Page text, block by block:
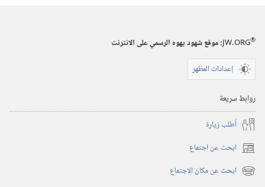
يهوه
JW.ORG®
:‏ موقع شهود يهوه الرسمي على الانترنت
إعدادات المظهر
روابط سريعة
أُطلب زيارة
ابحث عن اجتماع (يفتح
نافذة ابحث عن مكان الاجتماع (يفتح